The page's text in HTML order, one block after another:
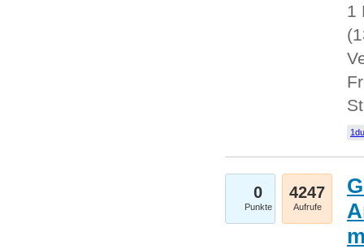
1
0
Punkte
4247
Aufrufe